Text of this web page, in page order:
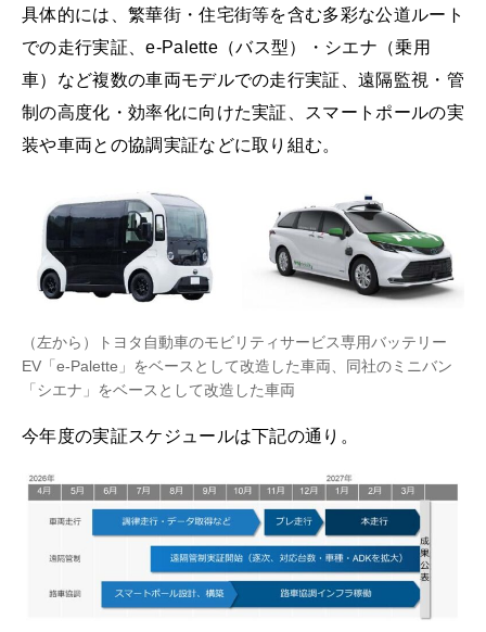
具体的には、繁華街・住宅街等を含む多彩な公道ルート
での走行実証、e-Palette（バス型）・シエナ（乗用
車）など複数の車両モデルでの走行実証、遠隔監視・管
制の高度化・効率化に向けた実証、スマートポールの実
装や車両との協調実証などに取り組む。
（左から）トヨタ自動車のモビリティサービス専用バッテリー
EV「e-Palette」をベースとして改造した車両、同社のミニバン
「シエナ」をベースとして改造した車両
今年度の実証スケジュールは下記の通り。